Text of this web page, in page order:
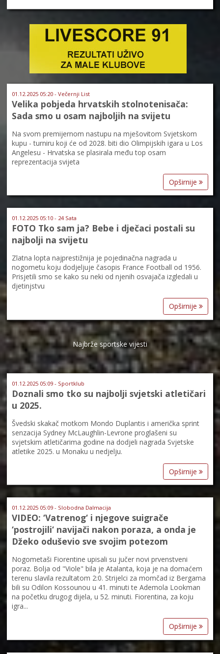
01.12.2025 05:20 - Večernji List
Velika pobjeda hrvatskih stolnotenisača:
Sada smo u osam najboljih na svijetu
Na svom premijernom nastupu na mješovitom Svjetskom
kupu - turniru koji će od 2028. biti dio Olimpijskih igara u Los
Angelesu - Hrvatska se plasirala među top osam
reprezentacija svijeta
Opširnije
01.12.2025 05:10 - 24 Sata
FOTO Tko sam ja? Bebe i dječaci postali su
najbolji na svijetu
Zlatna lopta najprestižnija je pojedinačna nagrada u
nogometu koju dodjeljuje časopis France Football od 1956.
Prisjetili smo se kako su neki od njenih osvajača izgledali u
djetinjstvu
Opširnije
Najbrže sportske vijesti
01.12.2025 05:09 - Sportklub
Doznali smo tko su najbolji svjetski atletičari
u 2025.
Švedski skakač motkom Mondo Duplantis i američka sprint
senzacija Sydney McLaughlin-Levrone proglašeni su
svjetskim atletičarima godine na dodjeli nagrada Svjetske
atletike 2025. u Monaku u nedjelju.
Opširnije
01.12.2025 05:09 - Slobodna Dalmacija
VIDEO: ‘Vatrenog‘ i njegove suigrače
‘postrojili‘ navijači nakon poraza, a onda je
Džeko oduševio sve svojim potezom
Nogometaši Fiorentine upisali su jučer novi prvenstveni
poraz. Bolja od "Viole" bila je Atalanta, koja je na domaćem
terenu slavila rezultatom 2:0. Strijelci za momčad iz Bergama
bili su Odilon Kossounou u 41. minuti te Ademola Lookman
na početku drugog dijela, u 52. minuti. Fiorentina, za koju
igra...
Opširnije